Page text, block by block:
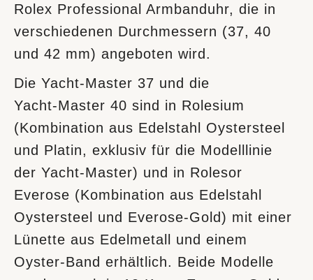
Rolex Professional Armbanduhr, die in
verschiedenen Durchmessern (37, 40
und 42 mm) angeboten wird.
Die Yacht‑Master 37 und die
Yacht‑Master 40 sind in Rolesium
(Kombination aus Edelstahl Oystersteel
und Platin, exklusiv für die Modelllinie
der Yacht‑Master) und in Rolesor
Everose (Kombination aus Edelstahl
Oystersteel und Everose-Gold) mit einer
Lünette aus Edelmetall und einem
Oyster-Band erhältlich. Beide Modelle